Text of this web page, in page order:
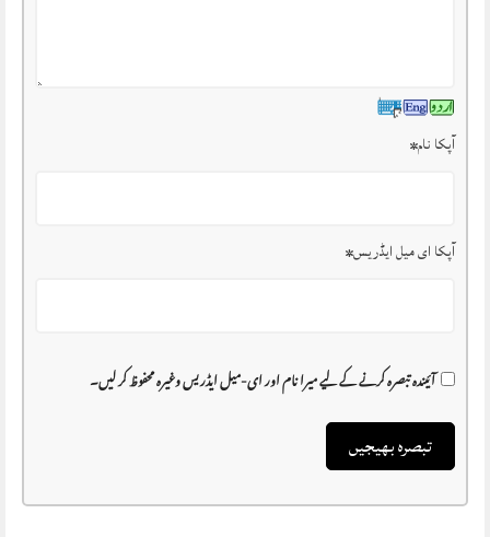
آپکا نام*
آپکا ای میل ایڈریس*
آئیندہ تبصرہ کرنے کے لیے میرا نام اور ای-میل ایڈریس وغیرہ محفوظ کر لیں۔